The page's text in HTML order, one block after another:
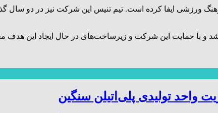
ورزشی ایفا کرده است. تیم تنیس این شرکت نیز در دو
و با حمایت این شرکت و زیرساخت‌های در حال ایجاد این هدف
تولیدی پلی‌اتیلن سنگین